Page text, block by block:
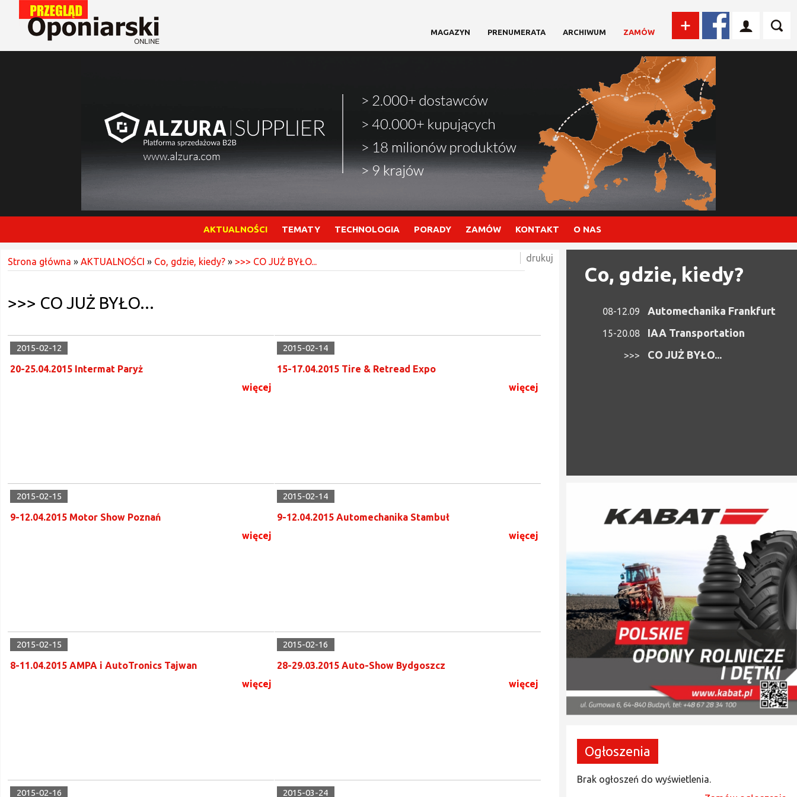
MAGAZYN PRENUMERATA ARCHIWUM ZAMÓW
AKTUALNOŚCI TEMATY TECHNOLOGIA PORADY ZAMÓW KONTAKT O NAS
Strona główna » AKTUALNOŚCI » Co, gdzie, kiedy? » >>> CO JUŻ BYŁO...
>>> CO JUŻ BYŁO...
2015-02-12
20-25.04.2015 Intermat Paryż
więcej
2015-02-14
15-17.04.2015 Tire & Retread Expo
więcej
2015-02-15
9-12.04.2015 Motor Show Poznań
więcej
2015-02-14
9-12.04.2015 Automechanika Stambuł
więcej
2015-02-15
8-11.04.2015 AMPA i AutoTronics Tajwan
więcej
2015-02-16
28-29.03.2015 Auto-Show Bydgoszcz
więcej
2015-02-16 2015-03-24
drukuj
Co, gdzie, kiedy?
08-12.09 Automechanika Frankfurt
15-20.08 IAA Transportation
>>> CO JUŻ BYŁO...
Ogłoszenia
Brak ogłoszeń do wyświetlenia.